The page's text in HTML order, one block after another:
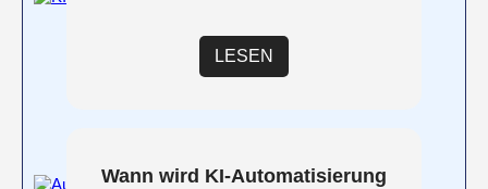
LESEN
Wann wird KI-Automatisierung